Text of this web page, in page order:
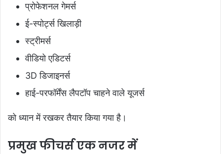
प्रोफेशनल गेमर्स
ई-स्पोर्ट्स खिलाड़ी
स्ट्रीमर्स
वीडियो एडिटर्स
3D डिजाइनर्स
हाई-परफॉर्मेंस लैपटॉप चाहने वाले यूजर्स
को ध्यान में रखकर तैयार किया गया है।
प्रमुख फीचर्स एक नजर में